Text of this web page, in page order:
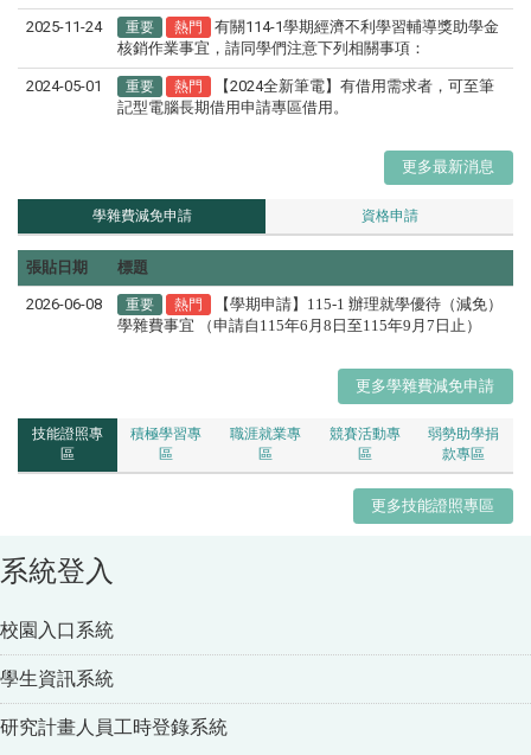
2025-11-24 重要 熱門
有關114-1學期經濟不利學習輔導獎助學金
核銷作業事宜，請同學們注意下列相關事項：
2024-05-01 重要 熱門
【2024全新筆電】有借用需求者，可至筆
記型電腦長期借用申請專區借用。
更多最新消息
學雜費減免申請 資格申請
張貼日期 標題
2026-06-08 重要 熱門
【學期申請】115-1 辦理就學優待（減免）
學雜費事宜 （申請自115年6月8日至115年9月7日止）
更多學雜費減免申請
技能證照專
區
積極學習專
區
職涯就業專
區
競賽活動專
區
弱勢助學捐
款專區
更多技能證照專區
系統登入
校園入口系統
學生資訊系統
研究計畫人員工時登錄系統